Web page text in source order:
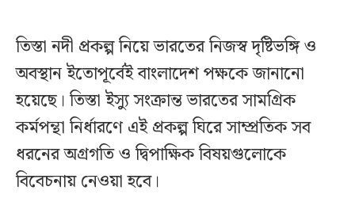
তিস্তা নদী প্রকল্প নিয়ে ভারতের নিজস্ব দৃষ্টিভঙ্গি ও
অবস্থান ইতোপূর্বেই বাংলাদেশ পক্ষকে জানানো
হয়েছে। তিস্তা ইস্যু সংক্রান্ত ভারতের সামগ্রিক
কর্মপন্থা নির্ধারণে এই প্রকল্প ঘিরে সাম্প্রতিক সব
ধরনের অগ্রগতি ও দ্বিপাক্ষিক বিষয়গুলোকে
বিবেচনায় নেওয়া হবে।